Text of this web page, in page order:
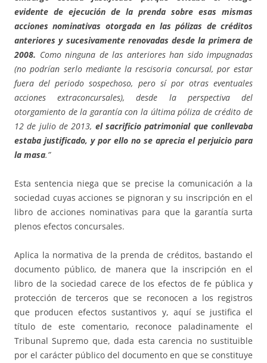
evidente de ejecución de la prenda sobre esas mismas
acciones nominativas otorgada en las pólizas de créditos
anteriores y sucesivamente renovadas desde la primera de
2008. Como ninguna de las anteriores han sido impugnadas
(no podrían serlo mediante la rescisoria concursal, por estar
fuera del periodo sospechoso, pero sí por otras eventuales
acciones extraconcursales), desde la perspectiva del
otorgamiento de la garantía con la última póliza de crédito de
12 de julio de 2013, el sacrificio patrimonial que conllevaba
estaba justificado, y por ello no se aprecia el perjuicio para
la masa.”
Esta sentencia niega que se precise la comunicación a la
sociedad cuyas acciones se pignoran y su inscripción en el
libro de acciones nominativas para que la garantía surta
plenos efectos concursales.
Aplica la normativa de la prenda de créditos, bastando el
documento público, de manera que la inscripción en el
libro de la sociedad carece de los efectos de fe pública y
protección de terceros que se reconocen a los registros
que producen efectos sustantivos y, aquí se justifica el
título de este comentario, reconoce paladinamente el
Tribunal Supremo que, dada esta carencia no sustituible
por el carácter público del documento en que se constituye